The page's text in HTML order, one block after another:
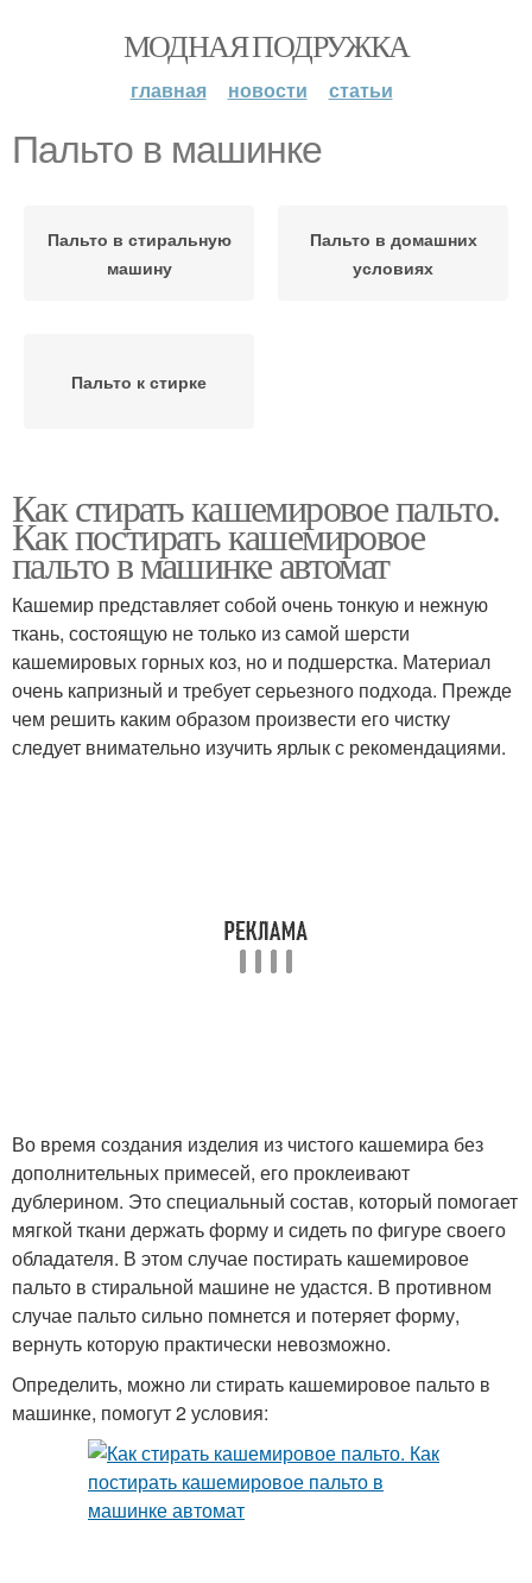
МОДНАЯ ПОДРУЖКА
главная новости статьи
Пальто в машинке
Пальто в стиральную
машину
Пальто в домашних
условиях
Пальто к стирке
Как стирать кашемировое пальто.
Как постирать кашемировое
пальто в машинке автомат
Кашемир представляет собой очень тонкую и нежную
ткань, состоящую не только из самой шерсти
кашемировых горных коз, но и подшерстка. Материал
очень капризный и требует серьезного подхода. Прежде
чем решить каким образом произвести его чистку
следует внимательно изучить ярлык с рекомендациями.
Во время создания изделия из чистого кашемира без
дополнительных примесей, его проклеивают
дублерином. Это специальный состав, который помогает
мягкой ткани держать форму и сидеть по фигуре своего
обладателя. В этом случае постирать кашемировое
пальто в стиральной машине не удастся. В противном
случае пальто сильно помнется и потеряет форму,
вернуть которую практически невозможно.
Определить, можно ли стирать кашемировое пальто в
машинке, помогут 2 условия: